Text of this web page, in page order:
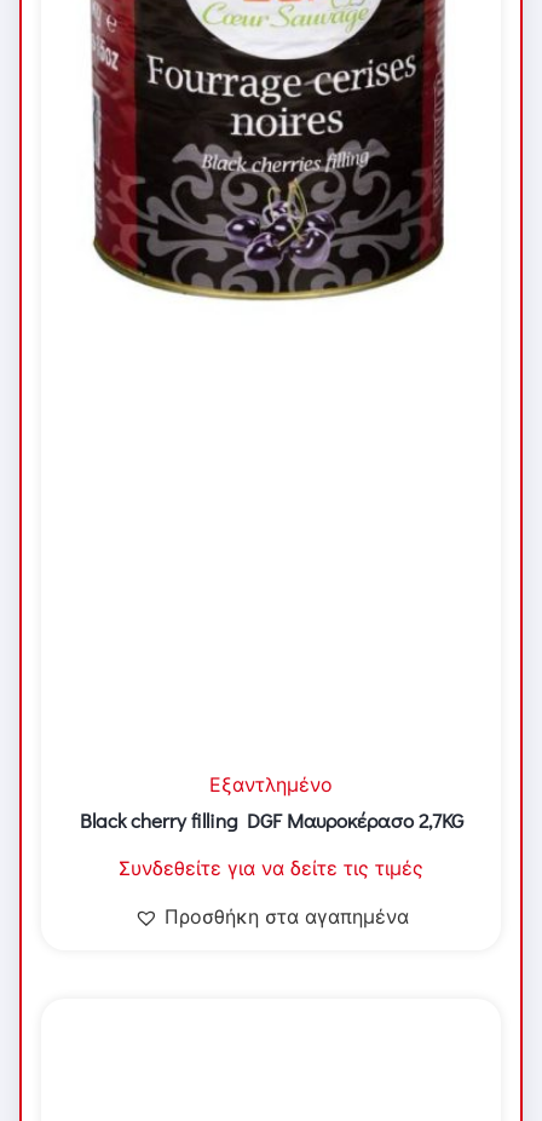
Εξαντλημένο
Black cherry filling DGF Μαυροκέρασο 2,7KG
Συνδεθείτε για να δείτε τις τιμές
Προσθήκη στα αγαπημένα